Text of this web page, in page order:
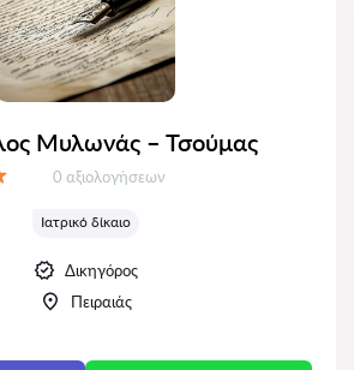
Μυλωνάς – Τσούμας
Αξιολογήσεις:
0 αξιολογήσεων
Ιατρικό δίκαιο
Δικηγόρος
Πειραιάς